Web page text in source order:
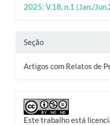
2025: V.18, n.1 (Jan./
Seção
Artigos com Relatos de
Este trabalho está